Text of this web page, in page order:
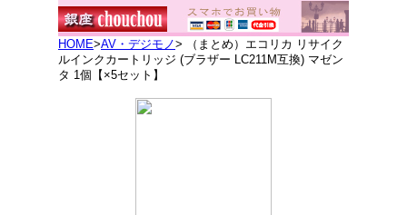
HOME>AV・デジモノ> （まとめ）エコリカ リサイク
ルインクカートリッジ (ブラザー LC211M互換) マゼン
タ 1個【×5セット】